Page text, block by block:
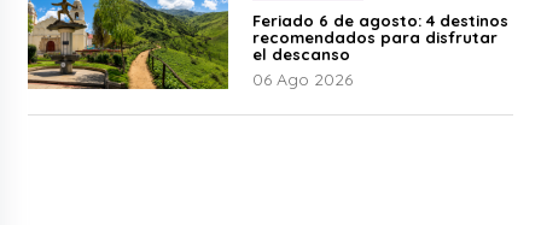
Feriado 6 de agosto: 4 destinos
recomendados para disfrutar
el descanso
06 Ago 2026